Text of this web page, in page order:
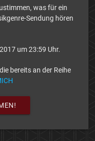
was für ein
Sendung hören
um 23:59 Uhr.
bereits an der Reihe